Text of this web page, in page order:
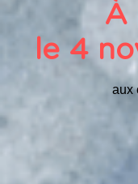
À
le 4
aux